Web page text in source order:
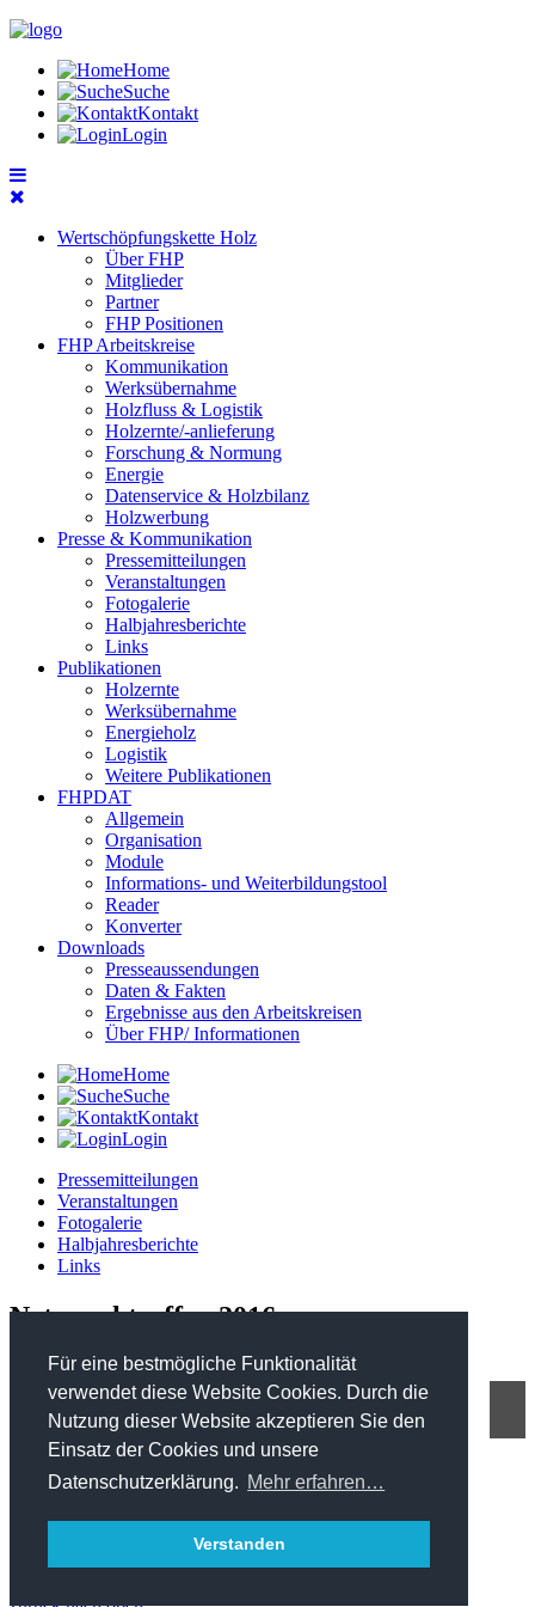
Für eine bestmögliche Funktionalität
verwendet diese Website Cookies. Durch die
Nutzung dieser Website akzeptieren Sie den
Einsatz der Cookies und unsere
Datenschutzerklärung. Mehr erfahren…
Verstanden
Home
Suche
Kontakt
Login
Wertschöpfungskette Holz
Über FHP
Mitglieder
Partner
FHP Positionen
FHP Arbeitskreise
Kommunikation
Werksübernahme
Holzfluss & Logistik
Holzernte/-anlieferung
Forschung & Normung
Energie
Datenservice & Holzbilanz
Holzwerbung
Presse & Kommunikation
Pressemitteilungen
Veranstaltungen
Fotogalerie
Halbjahresberichte
Links
Publikationen
Holzernte
Werksübernahme
Energieholz
Logistik
Weitere Publikationen
FHPDAT
Allgemein
Organisation
Module
Informations- und Weiterbildungstool
Reader
Konverter
Downloads
Presseaussendungen
Daten & Fakten
Ergebnisse aus den Arbeitskreisen
Über FHP/ Informationen
Home
Suche
Kontakt
Login
Pressemitteilungen
Veranstaltungen
Fotogalerie
Halbjahresberichte
Links
Netzwerktreffen 2016
FHP - Kooperationsplattform Forst Holz Papier
Marxergasse 2/ 4. Stock - 1030 Wien
T: +43 1 402 01 12 900
Impressum / Datenschutz
Sitemap